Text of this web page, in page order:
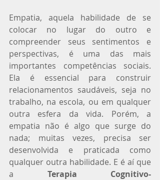
Empatia, aquela habilidade de se
colocar no lugar do outro e
compreender seus sentimentos e
perspectivas, é uma das mais
importantes competências sociais.
Ela é essencial para construir
relacionamentos saudáveis, seja no
trabalho, na escola, ou em qualquer
outra esfera da vida. Porém, a
empatia não é algo que surge do
nada; muitas vezes, precisa ser
desenvolvida e praticada como
qualquer outra habilidade. E é aí que
a Terapia Cognitivo-